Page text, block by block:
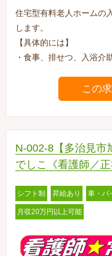
住宅型有料老人ホームの
します。
【具体的には】
・食事、排せつ、入浴
この
N-002-8【多治見市
でしこ《看護師／正
シフト制 昇給あり 車・バ
月収20万円以上可能